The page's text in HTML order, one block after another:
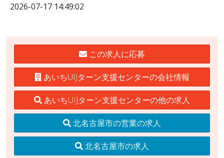
2026-07-17 14:49:02
この求人に応募
あいちUIJターン支援センターの会社情報
あいちUIJターン支援センターの他の求人
北名古屋市の営業の求人
北名古屋市の求人